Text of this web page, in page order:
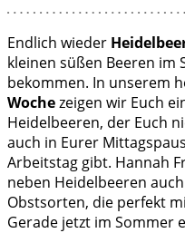
Endlich wieder
kleinen süßen Beeren im
bekommen. In unserem
Wochezeigen wir Euch
Heidelbeeren, der Euch
auch in Eurer
Arbeitstag gibt. Hannah
neben Heidelbeeren
Obstsorten, die perfekt
Gerade jetzt im Sommer